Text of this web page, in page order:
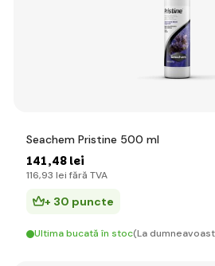
Seachem Pristine 500 ml
141,48 lei
116,93 lei fără TVA
+ 30 puncte
Ultima bucată în stoc(La